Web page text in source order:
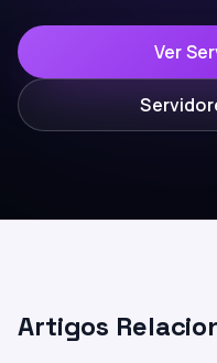
Ver
Artigos